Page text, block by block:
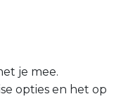
je mee.
opties en het op